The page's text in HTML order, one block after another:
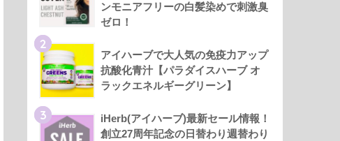
ンモニアフリーの白髪染めで刺激臭
ゼロ！
2
アイハーブで大人気の免疫力アップ
抗酸化青汁【パラダイスハーブ オ
ラックエネルギーグリーン】
3
iHerb(アイハーブ)最新セール情報！
創立27周年記念の日替わり週替わり